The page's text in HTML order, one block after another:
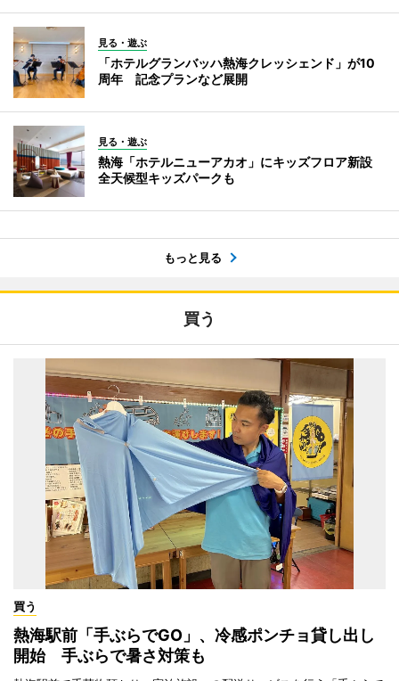
見る・遊ぶ
「ホテルグランバッハ熱海クレッシェンド」が10
周年 記念プランなど展開
見る・遊ぶ
熱海「ホテルニューアカオ」にキッズフロア新設
全天候型キッズパークも
もっと見る
買う
買う
熱海駅前「手ぶらでGO」、冷感ポンチョ貸し出し
開始 手ぶらで暑さ対策も